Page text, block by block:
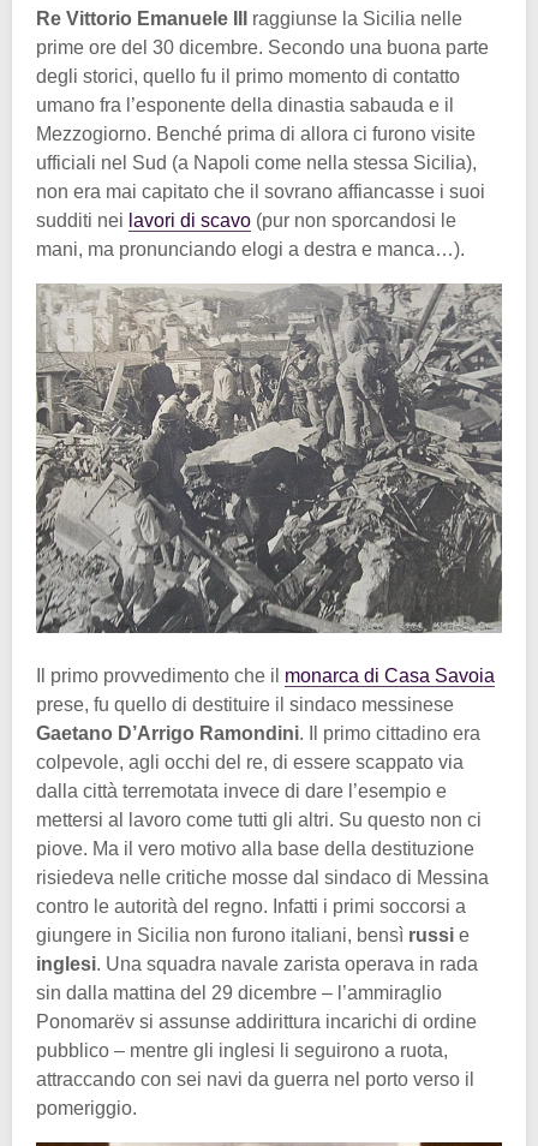
Re Vittorio Emanuele III
raggiunse la Sicilia nelle
prime ore del 30 dicembre. Secondo una buona parte
degli storici, quello fu il primo momento di contatto
umano fra l’esponente della dinastia sabauda e il
Mezzogiorno. Benché prima di allora ci furono visite
ufficiali nel Sud (a Napoli come nella stessa Sicilia),
non era mai capitato che il sovrano affiancasse i suoi
sudditi nei lavori di scavo (pur non sporcandosi le
mani, ma pronunciando elogi a destra e manca…).
Il primo provvedimento che il monarca di Casa Savoia
prese, fu quello di destituire il sindaco messinese
Gaetano D’Arrigo Ramondini. Il primo cittadino era
colpevole, agli occhi del re, di essere scappato via
dalla città terremotata invece di dare l’esempio e
mettersi al lavoro come tutti gli altri. Su questo non ci
piove. Ma il vero motivo alla base della destituzione
risiedeva nelle critiche mosse dal sindaco di Messina
contro le autorità del regno. Infatti i primi soccorsi a
giungere in Sicilia non furono italiani, bensì russi e
inglesi. Una squadra navale zarista operava in rada
sin dalla mattina del 29 dicembre – l’ammiraglio
Ponomarëv si assunse addirittura incarichi di ordine
pubblico – mentre gli inglesi li seguirono a ruota,
attraccando con sei navi da guerra nel porto verso il
pomeriggio.